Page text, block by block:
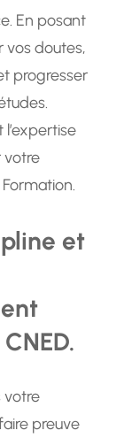
En posant
vos doutes,
progresser
l’expertise
votre
et
votre
preuve